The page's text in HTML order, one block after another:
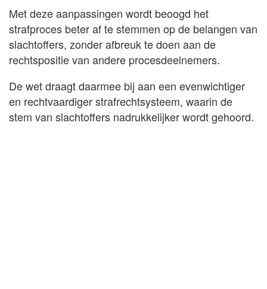
Met deze aanpassingen wordt beoogd het
strafproces beter af te stemmen op de belangen van
slachtoffers, zonder afbreuk te doen aan de
rechtspositie van andere procesdeelnemers.
De wet draagt daarmee bij aan een evenwichtiger
en rechtvaardiger strafrechtsysteem, waarin de
stem van slachtoffers nadrukkelijker wordt gehoord.